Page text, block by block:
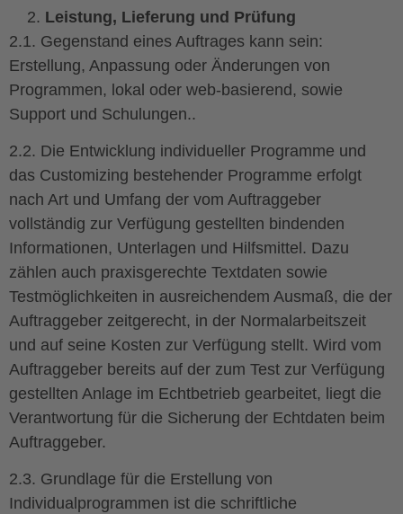
Leistung, Lieferung und Prüfung
2.1. Gegenstand eines Auftrages kann sein:
Erstellung, Anpassung oder Änderungen von
Programmen, lokal oder web-basierend, sowie
Support und Schulungen..
2.2. Die Entwicklung individueller Programme und
das Customizing bestehender Programme erfolgt
nach Art und Umfang der vom Auftraggeber
vollständig zur Verfügung gestellten bindenden
Informationen, Unterlagen und Hilfsmittel. Dazu
zählen auch praxisgerechte Textdaten sowie
Testmöglichkeiten in ausreichendem Ausmaß, die der
Auftraggeber zeitgerecht, in der Normalarbeitszeit
und auf seine Kosten zur Verfügung stellt. Wird vom
Auftraggeber bereits auf der zum Test zur Verfügung
gestellten Anlage im Echtbetrieb gearbeitet, liegt die
Verantwortung für die Sicherung der Echtdaten beim
Auftraggeber.
2.3. Grundlage für die Erstellung von
Individualprogrammen ist die schriftliche